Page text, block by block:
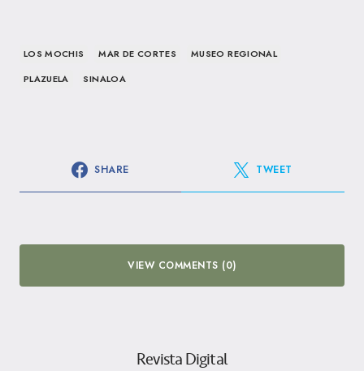
LOS MOCHIS MAR DE CORTES
MUSEO REGIONAL
PLAZUELA
SINALOA
SHARE TWEET
VIEW COMMENTS (0)
Revista Digital